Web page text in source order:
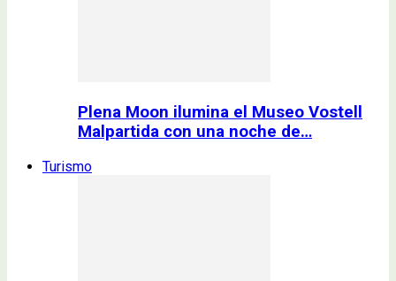
Plena Moon ilumina el Museo Vostell
Malpartida con una noche de…
Turismo